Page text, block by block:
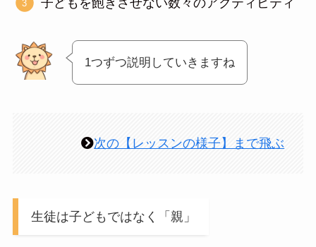
子どもを飽きさせない数々のアクティビティ
1つずつ説明していきますね
次の【レッスンの様子】まで飛ぶ
生徒は子どもではなく「親」